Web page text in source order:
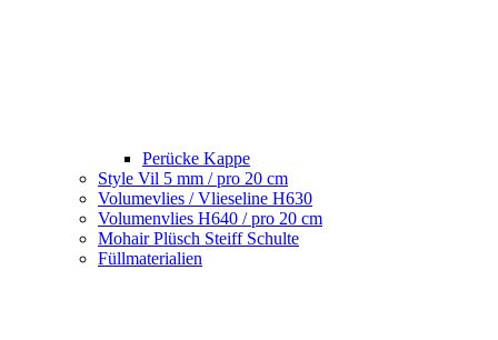
Perücke Kappe
Style Vil 5 mm / pro 20 cm
Volumevlies / Vlieseline H630
Volumenvlies H640 / pro 20 cm
Mohair Plüsch Steiff Schulte
Füllmaterialien